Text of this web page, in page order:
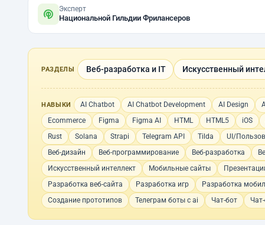
Эксперт
Национальной Гильдии Фрилансеров
РАЗДЕЛЫ Веб-разработка и IT Искусственный
НАВЫКИ AI Chatbot AI Chatbot Development AI Design
Ecommerce
Figma Figma AI HTML HTML5 iOS
Rust
Solana Strapi Telegram API Tilda UI/
Веб-дизайн
Веб-программирование Веб-разработка
Искусственный интеллект
Мобильные сайты
Разработка веб-сайта
Разработка игр Разработка
Создание прототипов
Телеграм боты с ai Чат-бот